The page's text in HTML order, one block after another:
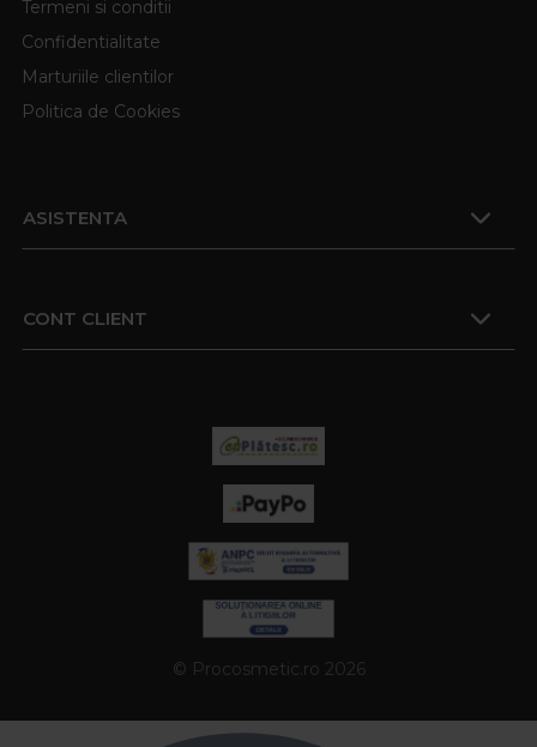
Termeni si conditii
Confidentialitate
Marturiile clientilor
Politica de Cookies
ASISTENTA
CONT CLIENT
© Procosmetic.ro 2026